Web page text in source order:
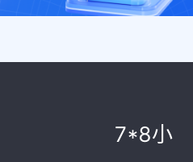
7*8小